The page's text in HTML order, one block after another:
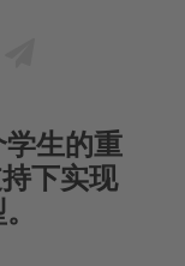
生的重
下实现